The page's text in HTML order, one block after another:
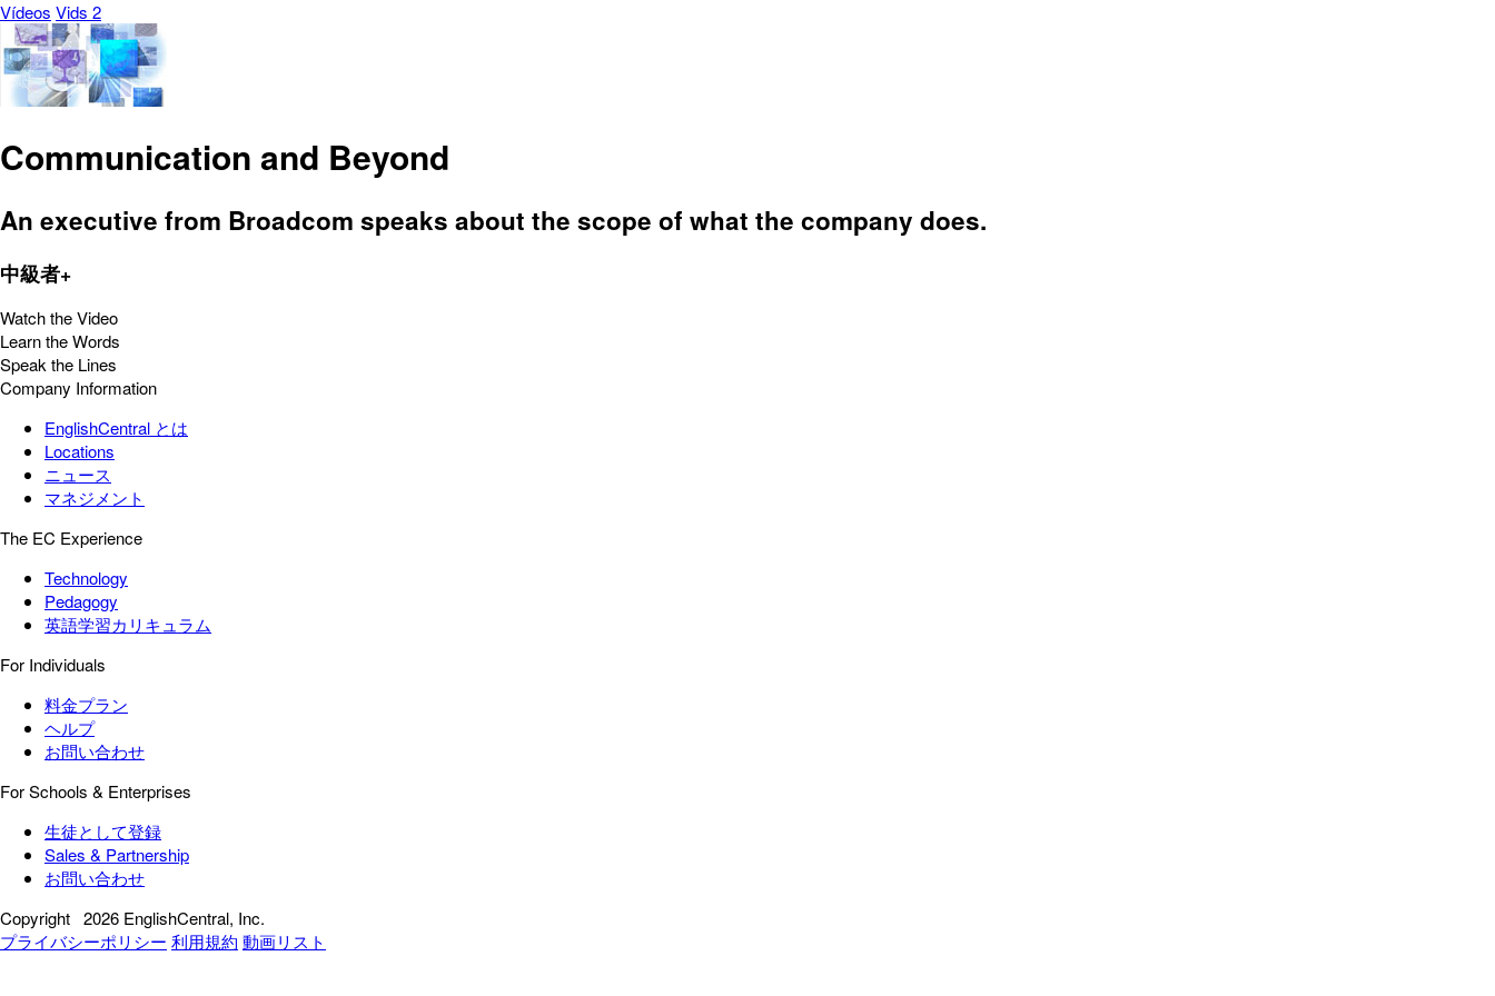
Vídeos Vids 2
Communication and Beyond
An executive from Broadcom speaks about the scope of what the company does.
中級者+
Watch the Video
Learn the Words
Speak the Lines
Company Information
EnglishCentral とは
Locations
ニュース
マネジメント
The EC Experience
Technology
Pedagogy
英語学習カリキュラム
For Individuals
料金プラン
ヘルプ
お問い合わせ
For Schools & Enterprises
生徒として登録
Sales & Partnership
お問い合わせ
Copyright 2026 EnglishCentral, Inc.
プライバシーポリシー 利用規約 動画リスト